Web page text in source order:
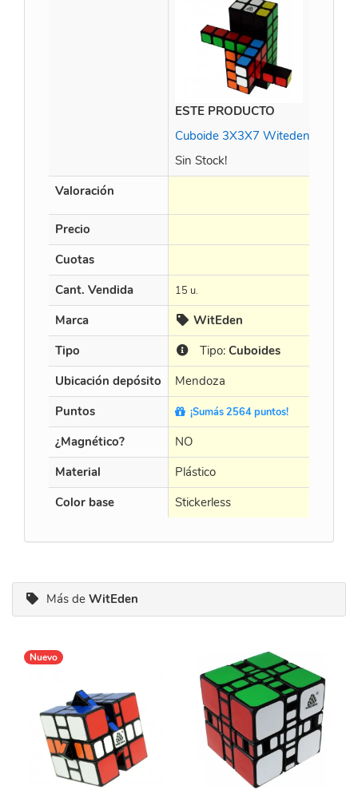
ESTE PRODUCTO
Cuboide 3X3X7 Witeden Black
Sin Stock!
Valoración
Precio
Cuotas
Cant. Vendida
15 u.
Marca
WitEden
Tipo
Tipo: Cuboides
Ubicación depósito
Mendoza
Puntos
¡Sumás 2564 puntos!
¿Magnético? NO
Material
Plástico
Color base
Stickerless
Más de WitEden
Nuevo